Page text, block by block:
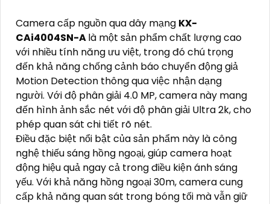
Camera cấp nguồn qua dây mạng KX-
CAi4004SN-Alà một sản phẩm chất lượng cao
với nhiều tính năng ưu việt, trong đó chú trọng
đến khả năng chống cảnh báo chuyển động giả
Motion Detection thông qua việc nhận dạng
người. Với độ phân giải 4.0 MP, camera này mang
đến hình ảnh sắc nét với độ phân giải Ultra 2k, cho
phép quan sát chi tiết rõ nét.
Điều đặc biệt nổi bật của sản phẩm này là công
nghệ thiếu sáng hồng ngoại, giúp camera hoạt
động hiệu quả ngay cả trong điều kiện ánh sáng
yếu. Với khả năng hồng ngoại 30m, camera cung
cấp khả năng quan sát trong bóng tối mà vẫn giữ